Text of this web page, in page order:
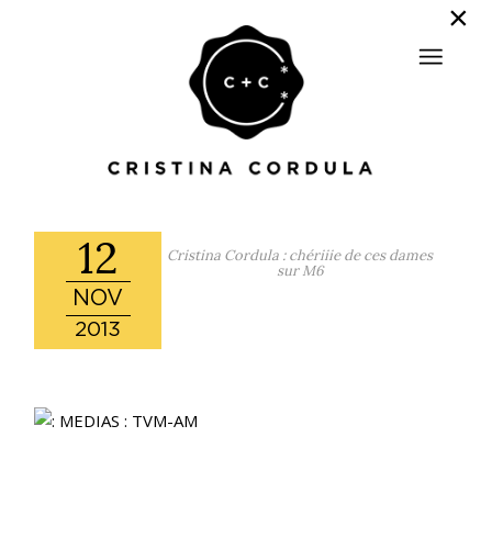
12
NOV
2013
Cristina Cordula : chériiie de ces dames
sur M6